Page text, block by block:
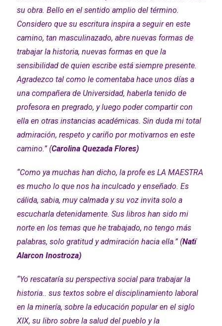
su obra. Bello en el sentido amplio del término.
Considero que su escritura inspira a seguir en este
camino, tan masculinazado, abre nuevas formas de
trabajar la historia, nuevas formas en que la
sensibilidad de quien escribe está siempre presente.
Agradezco tal como le comentaba hace unos días a
una compañera de Universidad, haberla tenido de
profesora en pregrado, y luego poder compartir con
ella en otras instancias académicas. Sin duda mi total
admiración, respeto y cariño por motivarnos en este
camino.” (Carolina Quezada Flores)
“Como ya muchas han dicho, la profe es LA MAESTRA
es mucho lo que nos ha inculcado y enseñado. Es
cálida, sabia, muy calmada y su voz invita solo a
escucharla detenidamente. Sus libros han sido mi
norte en los temas que he trabajado, no tengo más
palabras, solo gratitud y admiración hacia ella.” (Natï
Alarcon Inostroza)
“Yo rescataría su perspectiva social para trabajar la
historia.. sus textos sobre el disciplinamiento laboral
en la minería, sobre la educación popular en el siglo
XIX, su libro sobre la salud del pueblo y la